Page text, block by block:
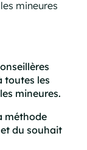
mineures
toutes les
mineures.
méthode
du souhait